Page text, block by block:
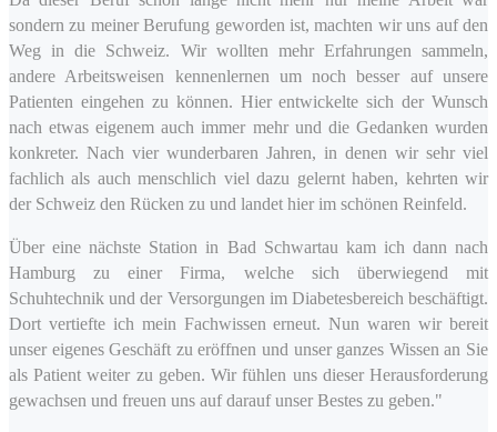
sondern zu meiner Berufung geworden ist, machten wir uns auf den
Weg in die Schweiz. Wir wollten mehr Erfahrungen sammeln,
andere Arbeitsweisen kennenlernen um noch besser auf unsere
Patienten eingehen zu können. Hier entwickelte sich der Wunsch
nach etwas eigenem auch immer mehr und die Gedanken wurden
konkreter. Nach vier wunderbaren Jahren, in denen wir sehr viel
fachlich als auch menschlich viel dazu gelernt haben, kehrten wir
der Schweiz den Rücken zu und landet hier im schönen Reinfeld.
Über eine nächste Station in Bad Schwartau kam ich dann nach
Hamburg zu einer Firma, welche sich überwiegend mit
Schuhtechnik und der Versorgungen im Diabetesbereich beschäftigt.
Dort vertiefte ich mein Fachwissen erneut. Nun waren wir bereit
unser eigenes Geschäft zu eröffnen und unser ganzes Wissen an Sie
als Patient weiter zu geben. Wir fühlen uns dieser Herausforderung
gewachsen und freuen uns auf darauf unser Bestes zu geben."